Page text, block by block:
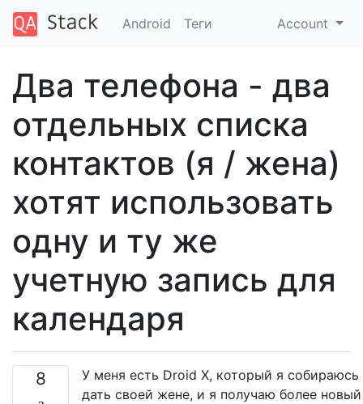
Android Теги Account
Два телефона - два
отдельных списка
контактов (я / жена)
хотят использовать
одну и ту же
учетную запись для
календаря
8
У меня есть Droid X, который я собираюсь
дать своей жене, и я получаю более новый